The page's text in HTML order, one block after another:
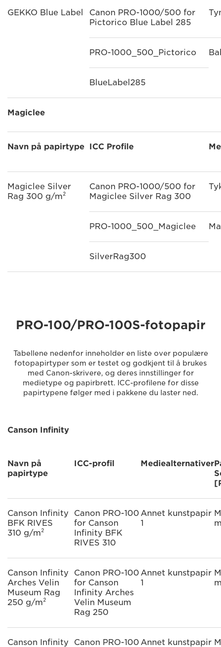
GEKKO Blue Label
Canon PRO-1000/500 for
Pictorico Blue Label 285
PRO-1000_500_Pictorico
BlueLabel285
Magiclee
Navn på papirtype ICC Profile
Magiclee Silver
Rag 300 g/m²
Canon PRO-1000/500 for
Magiclee Silver Rag 300
PRO-1000_500_Magiclee
SilverRag300
PRO-100/PRO-100S-fotopapir
Tabellene nedenfor inneholder en liste over populære
fotopapirtyper som er testet og godkjent til å brukes
med Canon-skrivere, og deres innstillinger for
medietype og papirbrett. ICC-profilene for disse
papirtypene følger med i pakkene du laster ned.
Canson Infinity
Navn på
papirtype
ICC-profil Mediealternativer
Canson Infinity
BFK RIVES
310 g/m²
Canon PRO-100
for Canson
Infinity BFK
RIVES 310
Annet kunstpapir
1
Canson Infinity
Arches Velin
Museum Rag
250 g/m²
Canon PRO-100
for Canson
Infinity Arches
Velin Museum
Rag 250
Annet kunstpapir
1
Canson Infinity Canon PRO-100 Annet kunstpapir